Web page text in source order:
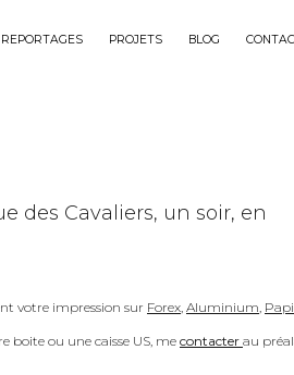
REPORTAGES PROJETS BLOG
des Cavaliers, un soir, en
votre impression sur Forex, Aluminium,
boite ou une caisse US, me contacter au